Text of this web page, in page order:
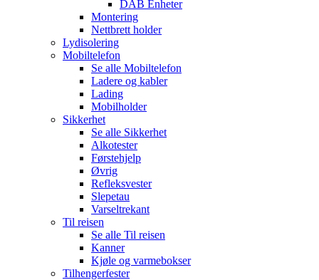
DAB Enheter
Montering
Nettbrett holder
Lydisolering
Mobiltelefon
Se alle Mobiltelefon
Ladere og kabler
Lading
Mobilholder
Sikkerhet
Se alle Sikkerhet
Alkotester
Førstehjelp
Øvrig
Refleksvester
Slepetau
Varseltrekant
Til reisen
Se alle Til reisen
Kanner
Kjøle og varmebokser
Tilhengerfester